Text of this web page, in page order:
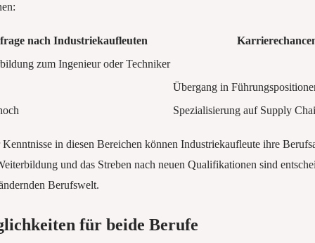
nach Industriekaufleuten
zum Ingenieur oder Techniker
Übergang in
Spezialisierung auf Supply
in diesen Bereichen können Industriekaufleute ihre
und das Streben nach neuen Qualifikationen sind
Berufswelt.
für beide Berufe